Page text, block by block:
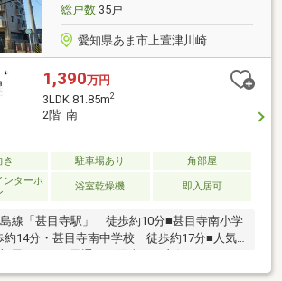
総戸数35戸
愛知県あま市上萱津川崎
1,390万円
3LDK 81.85m2
2階 南
き 駐車場あり
角部屋
ンターホ
浴室乾燥機 即入居可
線「甚目寺駅」 徒歩約10分■甚目寺南小学
14分・甚目寺南中学校 徒歩約17分■人気
部屋につき、風通し、陽当たり良好♪ ■ヨシ
寺店まで徒歩約12分 お買い物に便利です